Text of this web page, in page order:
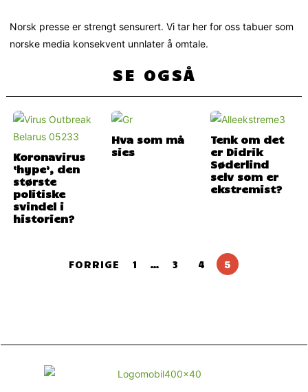
Norsk presse er strengt sensurert. Vi tar her for oss tabuer som
norske media konsekvent unnlater å omtale.
SE OGSÅ
Koronavirus
‘hype’, den
største
politiske
svindel i
historien?
Hva som må
sies
Tenk om det
er Didrik
Søderlind
selv som er
ekstremist?
FORRIGE 1 … 3 4 5